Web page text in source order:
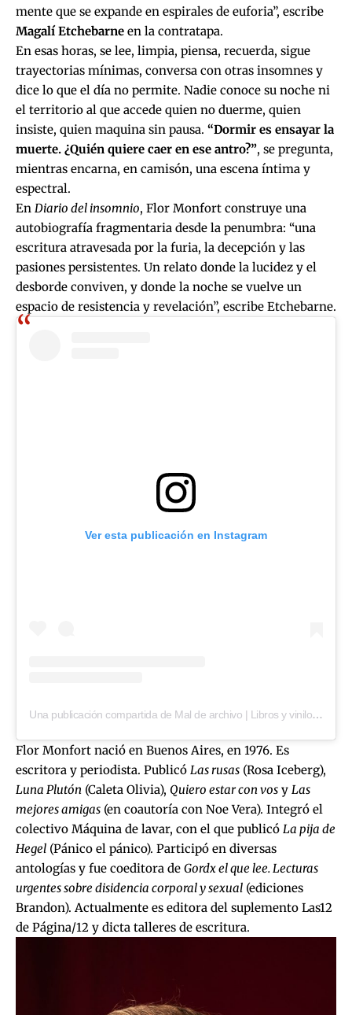
mente que se expande en espirales de euforia”, escribe
Magalí Etchebarne en la contratapa.
En esas horas, se lee, limpia, piensa, recuerda, sigue
trayectorias mínimas, conversa con otras insomnes y
dice lo que el día no permite. Nadie conoce su noche ni
el territorio al que accede quien no duerme, quien
insiste, quien maquina sin pausa. “Dormir es ensayar la
muerte. ¿Quién quiere caer en ese antro?”, se pregunta,
mientras encarna, en camisón, una escena íntima y
espectral.
En Diario del insomnio, Flor Monfort construye una
autobiografía fragmentaria desde la penumbra: “una
escritura atravesada por la furia, la decepción y las
pasiones persistentes. Un relato donde la lucidez y el
desborde conviven, y donde la noche se vuelve un
espacio de resistencia y revelación”, escribe Etchebarne.
Ver esta publicación en Instagram
Una publicación compartida de Mal de archivo | Libros y vinilos (@maldearchivo)
Flor Monfort nació en Buenos Aires, en 1976. Es
escritora y periodista. Publicó Las rusas (Rosa Iceberg),
Luna Plutón (Caleta Olivia), Quiero estar con vos y Las
mejores amigas (en coautoría con Noe Vera). Integró el
colectivo Máquina de lavar, con el que publicó La pija de
Hegel (Pánico el pánico). Participó en diversas
antologías y fue coeditora de Gordx el que lee. Lecturas
urgentes sobre disidencia corporal y sexual (ediciones
Brandon). Actualmente es editora del suplemento Las12
de Página/12 y dicta talleres de escritura.